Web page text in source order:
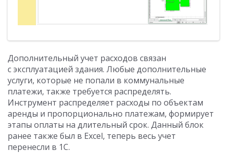
Дополнительный учет расходов связан
с эксплуатацией здания. Любые дополнительные
услуги, которые не попали в коммунальные
платежи, также требуется распределять.
Инструмент распределяет расходы по объектам
аренды и пропорционально платежам, формирует
этапы оплаты на длительный срок. Данный блок
ранее также был в Excel, теперь весь учет
перенесли в 1С.